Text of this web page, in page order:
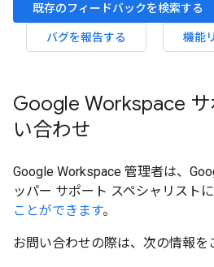
既存のフィードバックを検索する
バグを報告する
機能
Google Workspace
い合わせ
Google Workspace 管理者は、
ッパー サポート スペシャリストに
ことができます。
お問い合わせの際は、次の情報を